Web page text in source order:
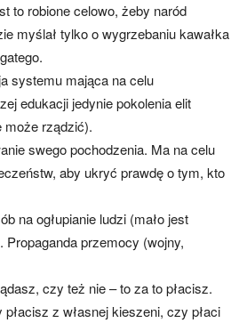
to robione celowo, żeby naród
myślał tylko o wygrzebaniu kawałka
systemu mająca na celu
edukacji jedynie pokolenia elit
może rządzić).
swego pochodzenia. Ma na celu
aby ukryć prawdę o tym, kto
na ogłupianie ludzi (mało jest
przemocy (wojny,
czy też nie – to za to płacisz.
z własnej kieszeni, czy płaci